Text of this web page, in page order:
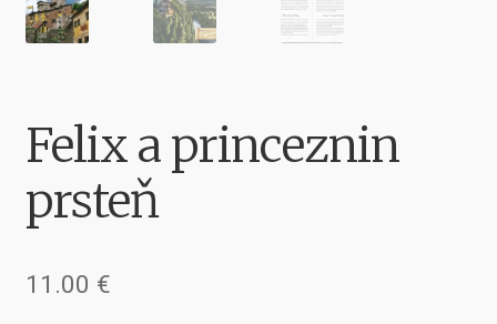
Felix a princeznin
prsteň
11.00 €